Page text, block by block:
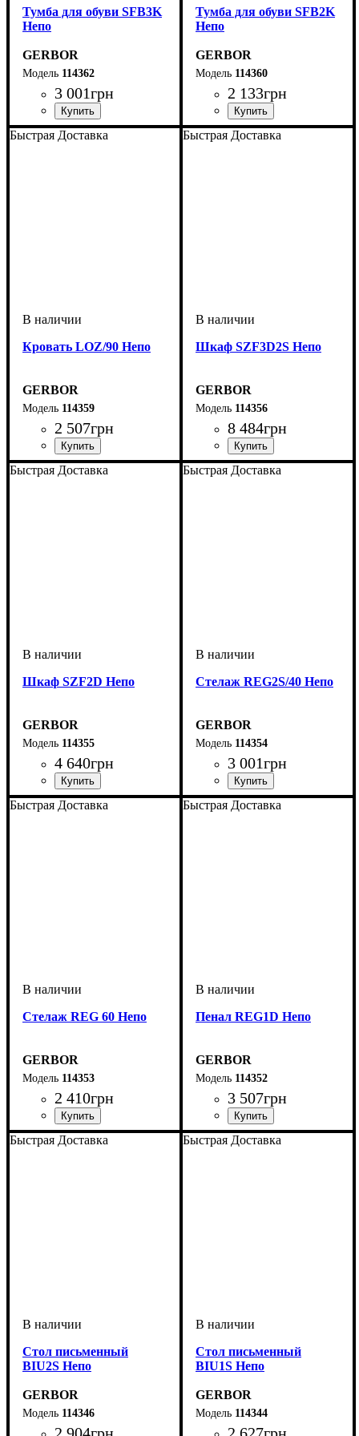
Тумба для обуви SFB3K
Непо
GERBOR
114362
3 001грн
ширина, мм: 695
высота, мм: 1200
глубина, мм: 175
Тумба для обуви SFB2K
Непо
GERBOR
114360
2 133грн
ширина, мм: 695
высота, мм: 835
глубина, мм: 175
Быстрая Доставка
Кровать LOZ/90 Непо
GERBOR
114359
2 507грн
ширина, мм: 950
высота, мм: 660
глубина, мм: 2035
Быстрая Доставка
Шкаф SZF3D2S Непо
GERBOR
114356
8 484грн
ширина, мм: 1185
высота, мм: 1965
глубина, мм: 540
Быстрая Доставка
Шкаф SZF2D Непо
GERBOR
114355
4 640грн
ширина, мм: 800
высота, мм: 1965
глубина, мм: 540
Быстрая Доставка
Стелаж REG2S/40 Непо
GERBOR
114354
3 001грн
ширина, мм: 400
высота, мм: 1965
глубина, мм: 335
Быстрая Доставка
Стелаж REG 60 Непо
GERBOR
114353
2 410грн
ширина, мм: 600
высота, мм: 1965
глубина, мм: 335
Быстрая Доставка
Пенал REG1D Непо
GERBOR
114352
3 507грн
ширина, мм: 600
высота, мм: 1965
глубина, мм: 335
Быстрая Доставка
Стол письменный
BIU2S Непо
GERBOR
114346
Быстрая Доставка
Стол письменный
BIU1S Непо
GERBOR
114344